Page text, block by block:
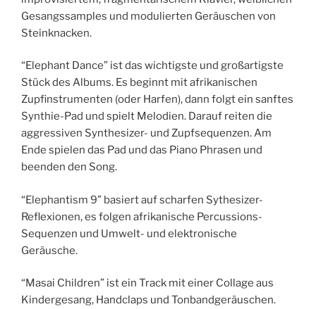
Gesangssamples und modulierten Geräuschen von
Steinknacken.
“Elephant Dance” ist das wichtigste und großartigste
Stück des Albums. Es beginnt mit afrikanischen
Zupfinstrumenten (oder Harfen), dann folgt ein sanftes
Synthie-Pad und spielt Melodien. Darauf reiten die
aggressiven Synthesizer- und Zupfsequenzen. Am
Ende spielen das Pad und das Piano Phrasen und
beenden den Song.
“Elephantism 9” basiert auf scharfen Sythesizer-
Reflexionen, es folgen afrikanische Percussions-
Sequenzen und Umwelt- und elektronische
Geräusche.
“Masai Children” ist ein Track mit einer Collage aus
Kindergesang, Handclaps und Tonbandgeräuschen.